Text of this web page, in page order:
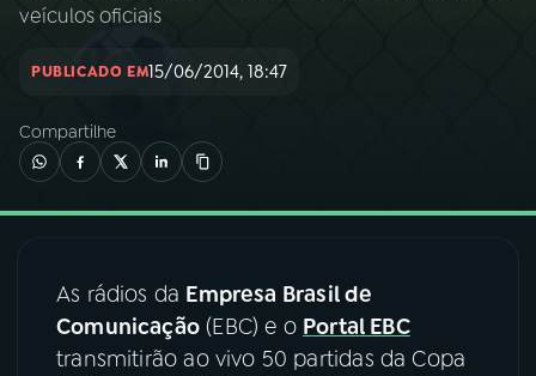
02A RÁDIO
04PROGRAMAS
veículos oficiais
PUBLICADO EM15/06/2014, 18:47
Compartilhe
As rádios da Empresa Brasil de
Comunicação(EBC) e o Portal EBC
transmitirão ao vivo 50 partidas da Copa